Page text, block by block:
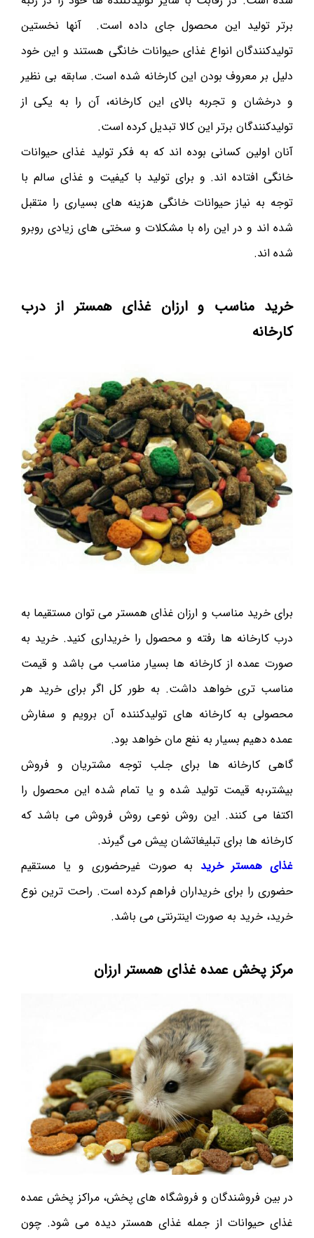
برتر تولید این محصول جای داده است. آنها نخستین
تولیدکنندگان انواع غذای حیوانات خانگی هستند و این خود
دلیل بر معروف بودن این کارخانه شده است. سابقه بی نظیر
و درخشان و تجربه بالای این کارخانه، آن را به یکی از
تولیدکنندگان برتر این کالا تبدیل کرده است.
آنان اولین کسانی بوده اند که به فکر تولید غذای حیوانات
خانگی افتاده اند. و برای تولید با کیفیت و غذای سالم با
توجه به نیاز حیوانات خانگی هزینه های بسیاری را متقبل
شده اند و در این راه با مشکلات و سختی های زیادی روبرو
شده اند.
خرید مناسب و ارزان غذای همستر از درب
کارخانه
برای خرید مناسب و ارزان غذای همستر می توان مستقیما به
درب کارخانه ها رفته و محصول را خریداری کنید. خرید به
صورت عمده از کارخانه ها بسیار مناسب می باشد و قیمت
مناسب تری خواهد داشت. به طور کل اگر برای خرید هر
محصولی به کارخانه های تولیدکننده آن برویم و سفارش
عمده دهیم بسیار به نفع مان خواهد بود.
گاهی کارخانه ها برای جلب توجه مشتریان و فروش
بیشتر،به قیمت تولید شده و یا تمام شده این محصول را
اکتفا می کنند. این روش نوعی روش فروش می باشد که
کارخانه ها برای تبلیغاتشان پیش می گیرند.
غذای همستر خرید به صورت غیرحضوری و یا مستقیم
حضوری را برای خریداران فراهم کرده است. راحت ترین نوع
خرید، خرید به صورت اینترنتی می باشد.
مرکز پخش عمده غذای همستر ارزان
در بین فروشندگان و فروشگاه های پخش، مراکز پخش عمده
غذای حیوانات از جمله غذای همستر دیده می شود. چون